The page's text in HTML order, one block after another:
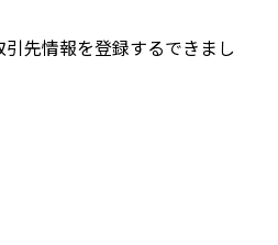
先情報を登録するできまし